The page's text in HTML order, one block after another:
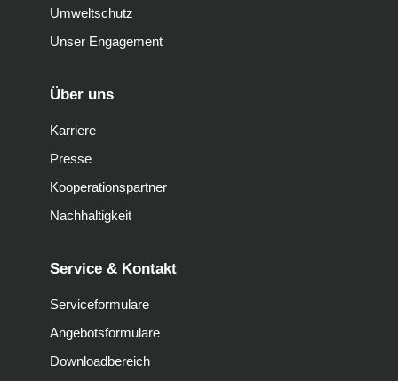
Umweltschutz
Unser Engagement
Über uns
Karriere
Presse
Kooperationspartner
Nachhaltigkeit
Service & Kontakt
Serviceformulare
Angebotsformulare
Downloadbereich